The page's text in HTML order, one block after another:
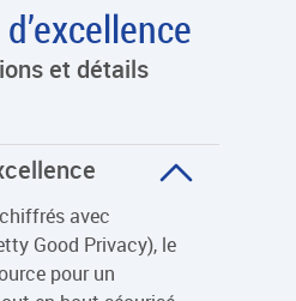
et détails
avec
Good Privacy), le
pour un